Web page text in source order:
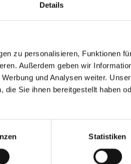
Details
zu personalisieren, Funktionen
Außerdem geben wir
und Analysen weiter.
Sie ihnen bereitgestellt haben
Statistiken
09.2009
09.2006
07.2006
(
, Telefon oder E-Mail).